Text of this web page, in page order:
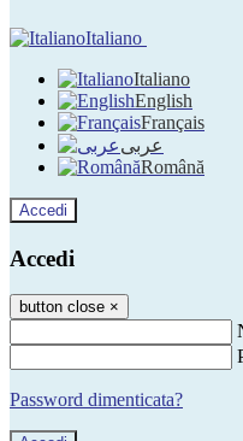
Italiano
Italiano
English
Français
عربى
Română
Accedi
Accedi
button close ×
Password dimenticata?